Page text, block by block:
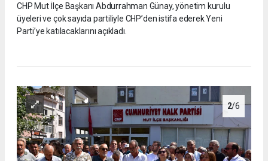
CHP Mut İlçe Başkanı Abdurrahman Günay, yönetim kurulu
üyeleri ve çok sayıda partiliyle CHP’den istifa ederek Yeni
Parti’ye katılacaklarını açıkladı.
2/6